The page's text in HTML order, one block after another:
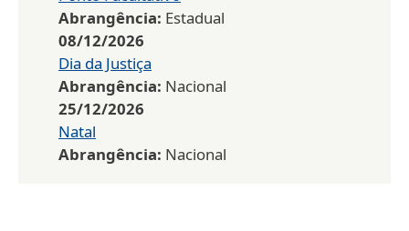
Abrangência: Estadual
08/12/2026
Dia da Justiça
Abrangência: Nacional
25/12/2026
Natal
Abrangência: Nacional